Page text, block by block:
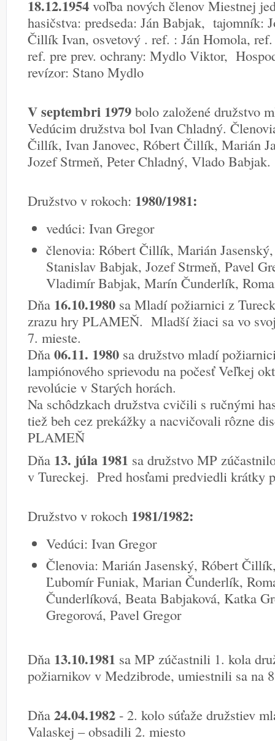
18.12.1954voľba nových členov Miestnej
hasičstva: predseda: Ján Babjak, tajomník:
Čillík Ivan, osvetový . ref. : Ján Homola,
ref. pre prev. ochrany: Mydlo Viktor,
revízor: Stano Mydlo
V septembri 1979bolo založené družstvo
Vedúcim družstva bol Ivan Chladný.
Čillík, Ivan Janovec, Róbert Čillík, Marián
Jozef Strmeň, Peter Chladný, Vlado Babjak.
Družstvo v rokoch: 1980/1981:
vedúci: Ivan Gregor
členovia: Róbert Čillík, Marián
Stanislav Babjak, Jozef Strmeň, Pavel
Vladimír Babjak, Marín Čunderlík,
Dňa 16.10.1980sa Mladí požiarnici z
zrazu hry PLAMEŇ. Mladší žiaci sa vo
7. mieste.
Dňa 06.11. 1980sa družstvo mladí
lampiónového sprievodu na počesť Veľkej
revolúcie v Starých horách.
Na schôdzkach družstva cvičili s ručnými
tiež beh cez prekážky a nacvičovali rôzne
PLAMEŇ
Dňa 13. júla 1981 sa družstvo MP
v Tureckej. Pred hosťami predviedli krátky
Družstvo v rokoch 1981/1982:
Vedúci: Ivan Gregor
Členovia: Marián Jasenský, Róbert
Ľubomír Funiak, Marian Čunderlík,
Čunderlíková, Beata Babjaková, Katka
Gregorová, Pavel Gregor
Dňa 13.10.1981 sa MP zúčastnili 1. kola
požiarnikov v Medzibrode, umiestnili sa na
Dňa 24.04.1982- 2. kolo súťaže družstiev
Valaskej – obsadili 2. miesto